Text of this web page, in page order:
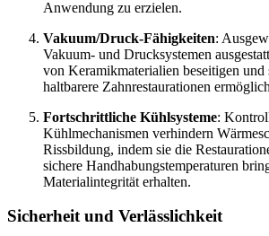
Anwendung zu erzielen.
Vakuum/Druck-Fähigkeiten:
Vakuum- und Drucksystemen
von Keramikmaterialien beseitigen und
haltbarere Zahnrestaurationen
Fortschrittliche Kühlsysteme:
Kühlmechanismen verhindern
Rissbildung, indem sie die
sichere Handhabungstemperaturen
Materialintegrität erhalten.
Sicherheit und Verlässlichkeit